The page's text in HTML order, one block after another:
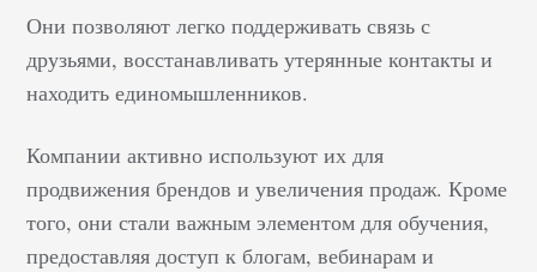
Они позволяют легко поддерживать связь с
друзьями, восстанавливать утерянные контакты и
находить единомышленников.
Компании активно используют их для
продвижения брендов и увеличения продаж. Кроме
того, они стали важным элементом для обучения,
предоставляя доступ к блогам, вебинарам и